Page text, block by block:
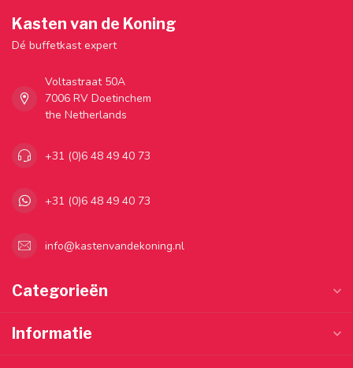
Kasten van de Koning
Dé buffetkast expert
Voltastraat 50A
7006 RV Doetinchem
the Netherlands
+31 (0)6 48 49 40 73
+31 (0)6 48 49 40 73
info@kastenvandekoning.nl
Categorieën
Informatie